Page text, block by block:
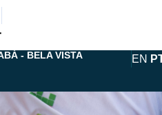
- BELA VISTA EN